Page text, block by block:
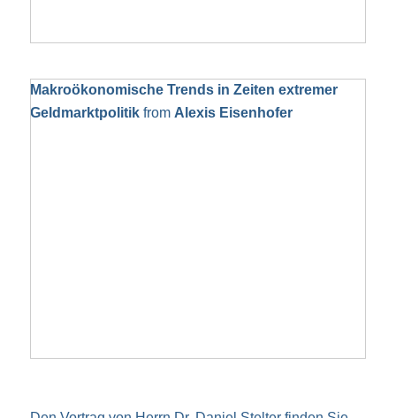
Makroökonomische Trends in Zeiten extremer
Geldmarktpolitik from Alexis Eisenhofer